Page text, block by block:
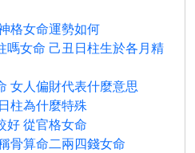
格女命運勢如何
嗎女命 己丑日柱生於各月精
女人偏財代表什麼意思
柱為什麼特殊
好 從官格女命
骨算命二兩四錢女命